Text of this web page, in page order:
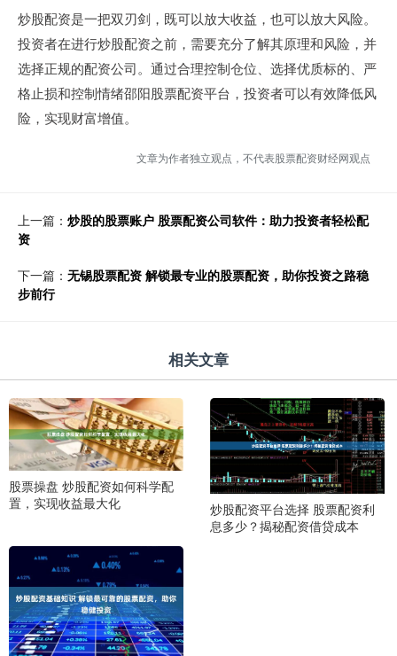
炒股配资是一把双刃剑，既可以放大收益，也可以放大风险。
投资者在进行炒股配资之前，需要充分了解其原理和风险，并
选择正规的配资公司。通过合理控制仓位、选择优质标的、严
格止损和控制情绪邵阳股票配资平台，投资者可以有效降低风
险，实现财富增值。
文章为作者独立观点，不代表股票配资财经网观点
上一篇： 炒股的股票账户 股票配资公司软件：助力投资者轻松配
资
下一篇： 无锡股票配资 解锁最专业的股票配资，助你投资之路稳
步前行
相关文章
股票操盘 炒股配资如何科学配
置，实现收益最大化
炒股配资平台选择 股票配资利
息多少？揭秘配资借贷成本